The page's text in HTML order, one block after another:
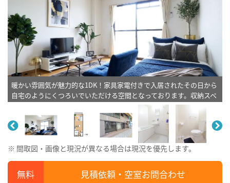
暖かい雰囲気が魅力的な1DK！家具家電付きで入居されたその日から
自宅のようにくつろいでいただける空間となっております。収納スペ
ースもございますので、ぜひご利用ください(^^♪※植木と額とクッ
ションなどは写真用です。
※ 間取図・画像と現況が異なる場合は現況を優先します。
見積依頼・空室お問合わせ